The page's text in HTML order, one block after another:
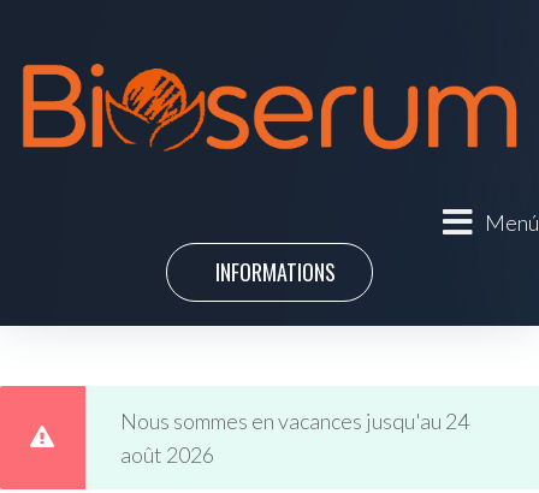
Menú
INFORMATIONS
Nous sommes en vacances jusqu'au 24
août 2026